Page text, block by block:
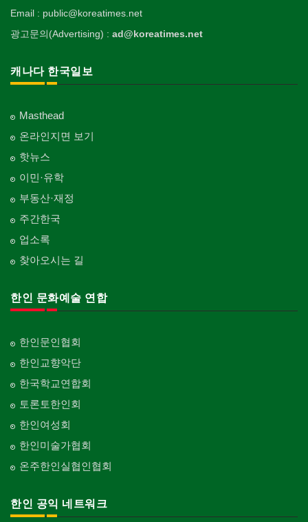
Email : public@koreatimes.net
광고문의(Advertising) : ad@koreatimes.net
캐나다 한국일보
Masthead
온라인지면 보기
핫뉴스
이민·유학
부동산·재정
주간한국
업소록
찾아오시는 길
한인 문화예술 연합
한인문인협회
한인교향악단
한국학교연합회
토론토한인회
한인여성회
한인미술가협회
온주한인실협인협회
한인 공익 네트워크